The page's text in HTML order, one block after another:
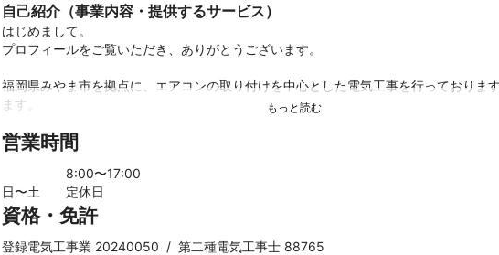
自己紹介（事業内容・提供するサービス）
はじめまして。
プロフィールをご覧いただき、ありがとうございます。
福岡県みやま市を拠点に、エアコンの取り付けを中心とした電気工事を行っておりま
ます。
「手際よく・丁寧に・確実に」を信条に、これまで数多くの現場で経験を積んでまいり
お客様の立場に立ち、お困りごとやご要望にしっかり耳を傾け、安心してお任せいた
を心がけております。
営業時間
8:00〜17:00
日〜土
定休日
資格・免許
登録電気工事業 20240050 / 第二種電気工事士 88765